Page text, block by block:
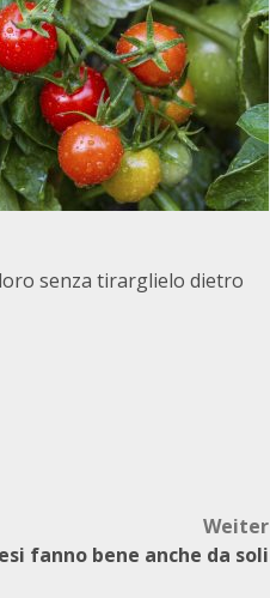
senza tirarglielo dietro
Weiter
fanno bene anche da soli